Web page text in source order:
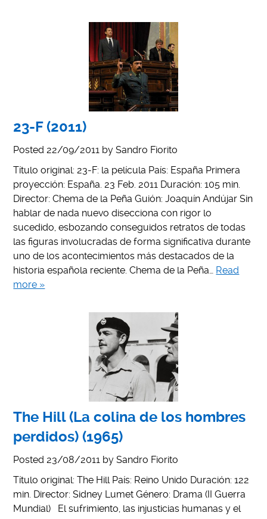
23-F (2011)
Posted 22/09/2011 bySandro Fiorito
Título original: 23-F: la película País: España Primera
proyección: España. 23 Feb. 2011 Duración: 105 min.
Director: Chema de la Peña Guión: Joaquín Andújar Sin
hablar de nada nuevo disecciona con rigor lo
sucedido, esbozando conseguidos retratos de todas
las figuras involucradas de forma significativa durante
uno de los acontecimientos más destacados de la
historia española reciente. Chema de la Peña… Read
more »
The Hill (La colina de los hombres
perdidos) (1965)
Posted 23/08/2011 bySandro Fiorito
Título original: The Hill País: Reino Unido Duración: 122
min. Director: Sidney Lumet Género: Drama (II Guerra
Mundial) El sufrimiento, las injusticias humanas y el